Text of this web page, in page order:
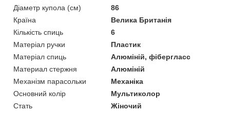
Діаметр купола (см)
86
Країна
Велика Британія
Кількість спиць
6
Матеріал ручки
Пластик
Матеріал спиць
Алюміній, фібергласс
Материал стержня
Алюміній
Механізм парасольки
Механіка
Основний колір
Мультиколор
Стать
Жіночий